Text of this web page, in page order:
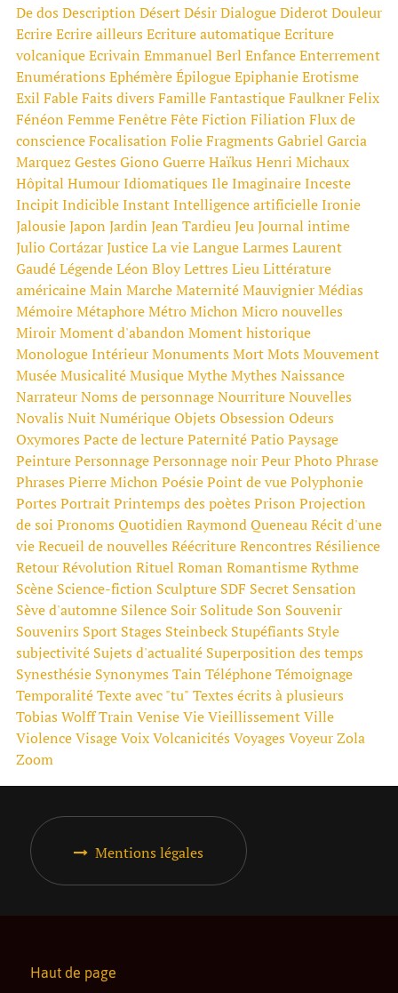
De dosDescription DésertDésirDialogueDiderotDouleur
EcrireEcrire ailleursEcriture automatiqueEcriture
volcaniqueEcrivain Emmanuel Berl EnfanceEnterrement
EnumérationsEphémèreÉpilogueEpiphanieErotisme
Exil FableFaits diversFamilleFantastiqueFaulknerFelix
Fénéon FemmeFenêtreFêteFiction Filiation Flux de
conscienceFocalisation FolieFragmentsGabriel Garcia
Marquez GestesGionoGuerreHaïkusHenri Michaux
Hôpital HumourIdiomatiquesIleImaginaireInceste
IncipitIndicibleInstantIntelligence artificielleIronie
JalousieJapon Jardin Jean TardieuJeuJournal intime
Julio CortázarJusticeLa vieLangueLarmesLaurent
GaudéLégendeLéon BloyLettresLieuLittérature
américaineMain MarcheMaternitéMauvignierMédias
MémoireMétaphoreMétroMichon Micro nouvelles
MiroirMoment d'abandon Moment historique
Monologue IntérieurMonumentsMortMotsMouvement
MuséeMusicalitéMusiqueMytheMythesNaissance
NarrateurNoms de personnageNourritureNouvelles
NovalisNuitNumériqueObjetsObsession Odeurs
OxymoresPacte de lecturePaternitéPatioPaysage
PeinturePersonnagePersonnage noirPeurPhotoPhrase
PhrasesPierre Michon PoésiePoint de vuePolyphonie
PortesPortraitPrintemps des poètesPrison Projection
de soi PronomsQuotidien Raymond QueneauRécit d'une
vieRecueil de nouvellesRéécritureRencontresRésilience
RetourRévolution Rituel Roman RomantismeRythme
Scène Science-fiction Sculpture SDF Secret Sensation
Sève d'automne Silence Soir Solitude Son Souvenir
Souvenirs Sport Stages Steinbeck Stupéfiants Style
subjectivité Sujets d'actualité Superposition des temps
Synesthésie SynonymesTain TéléphoneTémoignage
TemporalitéTexte avec "tu" Textes écrits à plusieurs
Tobias WolffTrain VeniseVieVieillissementVille
ViolenceVisageVoixVolcanicitésVoyagesVoyeurZola
Zoom
Mentions légales
Haut de page